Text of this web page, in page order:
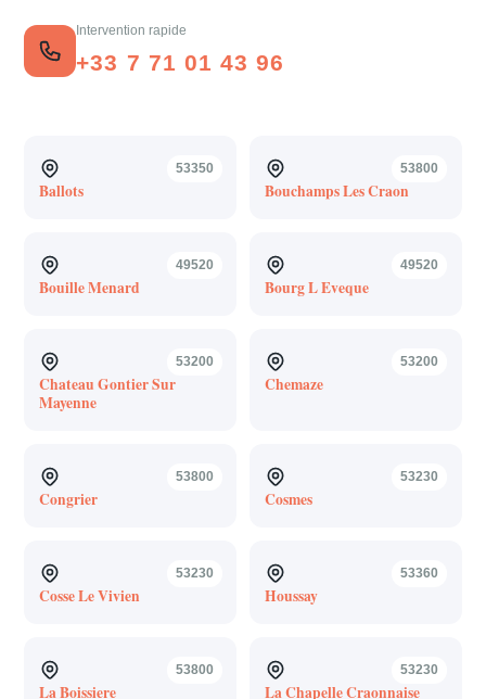
Intervention rapide
+33 7 71 01 43 96
53350
Ballots
53800
Bouchamps Les Craon
49520
Bouille Menard
49520
Bourg L Eveque
53200
Chateau Gontier Sur
Mayenne
53200
Chemaze
53800
Congrier
53230
Cosmes
53230
Cosse Le Vivien
53360
Houssay
53800
La Boissiere
53230
La Chapelle Craonnaise